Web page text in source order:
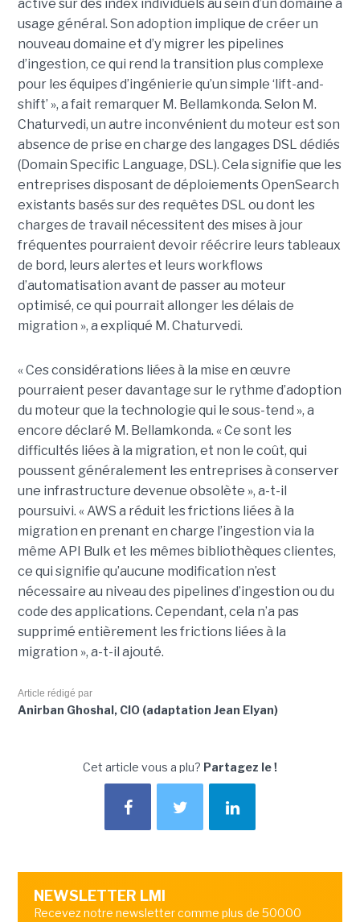
activé sur des index individuels au sein d’un domaine à
usage général. Son adoption implique de créer un
nouveau domaine et d’y migrer les pipelines
d’ingestion, ce qui rend la transition plus complexe
pour les équipes d’ingénierie qu’un simple ‘lift-and-
shift’ », a fait remarquer M. Bellamkonda. Selon M.
Chaturvedi, un autre inconvénient du moteur est son
absence de prise en charge des langages DSL dédiés
(Domain Specific Language, DSL). Cela signifie que les
entreprises disposant de déploiements OpenSearch
existants basés sur des requêtes DSL ou dont les
charges de travail nécessitent des mises à jour
fréquentes pourraient devoir réécrire leurs tableaux
de bord, leurs alertes et leurs workflows
d’automatisation avant de passer au moteur
optimisé, ce qui pourrait allonger les délais de
migration », a expliqué M. Chaturvedi.
« Ces considérations liées à la mise en œuvre
pourraient peser davantage sur le rythme d’adoption
du moteur que la technologie qui le sous-tend », a
encore déclaré M. Bellamkonda. « Ce sont les
difficultés liées à la migration, et non le coût, qui
poussent généralement les entreprises à conserver
une infrastructure devenue obsolète », a-t-il
poursuivi. « AWS a réduit les frictions liées à la
migration en prenant en charge l’ingestion via la
même API Bulk et les mêmes bibliothèques clientes,
ce qui signifie qu’aucune modification n’est
nécessaire au niveau des pipelines d’ingestion ou du
code des applications. Cependant, cela n’a pas
supprimé entièrement les frictions liées à la
migration », a-t-il ajouté.
Article rédigé par
Anirban Ghoshal, CIO (adaptation Jean Elyan)
Cet article vous a plu? Partagez le !
NEWSLETTER LMI
Recevez notre newsletter comme plus de 50000